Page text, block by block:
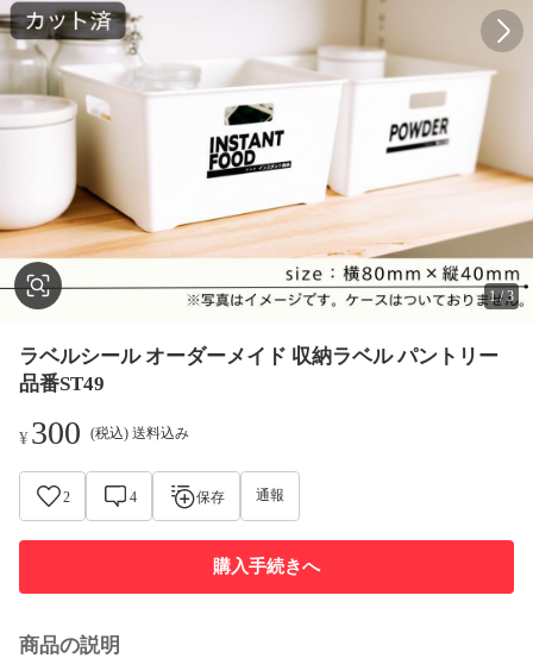
1/3
ラベルシール オーダーメイド 収納ラベル パントリー
品番ST49
¥300 (税込) 送料込み
2 4 保存 通報
購入手続きへ
商品の説明